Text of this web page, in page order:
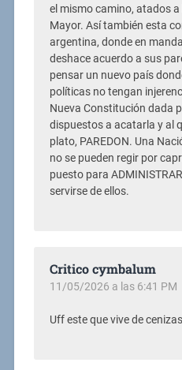
el mismo camino, atados
Mayor. Así también esta
argentina, donde en
deshace acuerdo a sus
pensar un nuevo país
políticas no tengan
Nueva Constitución dada
dispuestos a acatarla y al
plato, PAREDON. Una
no se pueden regir por
puesto para
servirse de ellos.
Critico cymbalum
11/05/2026 a las 6:41 PM
Uff este que vive de